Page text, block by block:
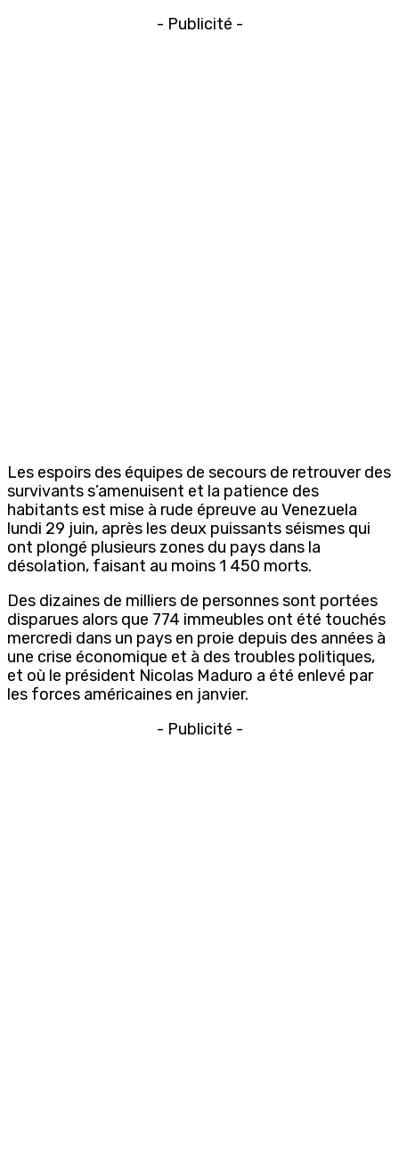
- Publicité -
Les espoirs des équipes de secours de retrouver des
survivants s’amenuisent et la patience des
habitants est mise à rude épreuve au Venezuela
lundi 29 juin, après les deux puissants séismes qui
ont plongé plusieurs zones du pays dans la
désolation, faisant au moins 1 450 morts.
Des dizaines de milliers de personnes sont portées
disparues alors que 774 immeubles ont été touchés
mercredi dans un pays en proie depuis des années à
une crise économique et à des troubles politiques,
et où le président Nicolas Maduro a été enlevé par
les forces américaines en janvier.
- Publicité -